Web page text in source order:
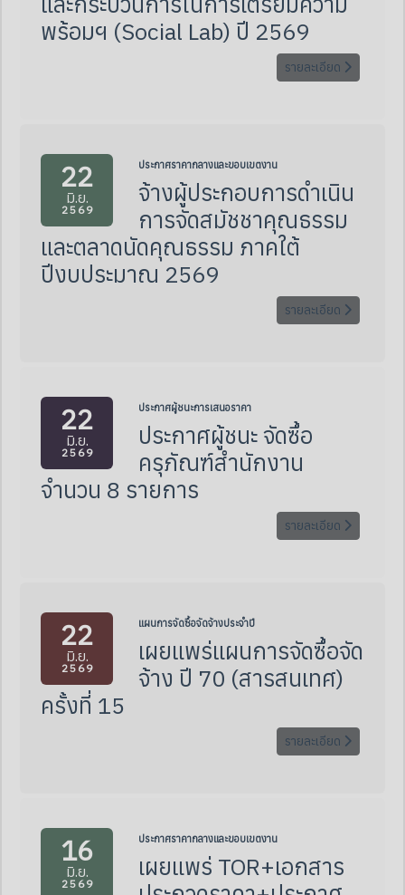
พร้อมฯ (Social Lab) ปี 2569
รายละเอียด
22
มิ.ย.
2569
ประกาศราคากลางและขอบเขตงาน
จ้างผู้ประกอบการดำเนิน
การจัดสมัชชาคุณธรรม
และตลาดนัดคุณธรรม ภาคใต้
ปีงบประมาณ 2569
รายละเอียด
22
มิ.ย.
2569
ประกาศผู้ชนะการเสนอราคา
ประกาศผู้ชนะ จัดซื้อ
ครุภัณฑ์สำนักงาน
จำนวน 8 รายการ
รายละเอียด
22
มิ.ย.
2569
แผนการจัดซื้อจัดจ้างประจำปี
เผยแพร่แผนการจัดซื้อจัด
จ้าง ปี 70 (สารสนเทศ)
ครั้งที่ 15
รายละเอียด
16
มิ.ย.
2569
ประกาศราคากลางและขอบเขตงาน
เผยแพร่ TOR+เอกสาร